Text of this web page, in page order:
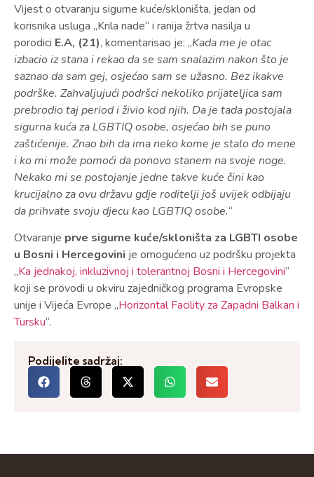
Vijest o otvaranju sigurne kuće/skloništa, jedan od
korisnika usluga „Krila nade“ i ranija žrtva nasilja u
porodici E.A, (21), komentarisao je: „Kada me je otac
izbacio iz stana i rekao da se sam snalazim nakon što je
saznao da sam gej, osjećao sam se užasno. Bez ikakve
podrške. Zahvaljujući podršci nekoliko prijateljica sam
prebrodio taj period i živio kod njih. Da je tada postojala
sigurna kuća za LGBTIQ osobe, osjećao bih se puno
zaštićenije. Znao bih da ima neko kome je stalo do mene
i ko mi može pomoći da ponovo stanem na svoje noge.
Nekako mi se postojanje jedne takve kuće čini kao
krucijalno za ovu državu gdje roditelji još uvijek odbijaju
da prihvate svoju djecu kao LGBTIQ osobe.“
Otvaranje prve sigurne kuće/skloništa za LGBTI osobe
u Bosni i Hercegovini je omogućeno uz podršku projekta
„Ka jednakoj, inkluzivnoj i tolerantnoj Bosni i Hercegovini“
koji se provodi u okviru zajedničkog programa Evropske
unije i Vijeća Evrope „Horizontal Facility za Zapadni Balkan i
Tursku“.
Podijelite sadržaj: